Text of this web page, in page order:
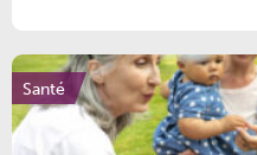
Santé